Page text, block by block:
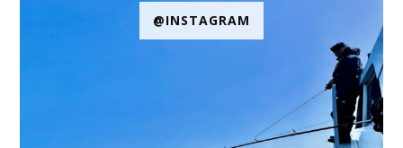
@INSTAGRAM